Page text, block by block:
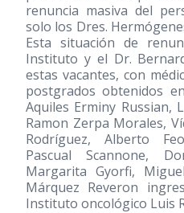
renuncia masiva del
solo los Dres.
Esta situación de
Instituto y el Dr.
estas vacantes, con
postgrados obtenidos
Aquiles Erminy Russian,
Ramon Zerpa Morales,
Rodríguez, Alberto
Pascual Scannone,
Margarita Gyorfi,
Márquez Reveron
Instituto oncológico Luis